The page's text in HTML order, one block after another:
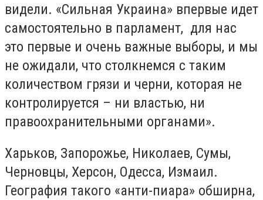
видели. «Сильная Украина» впервые идет
самостоятельно в парламент, для нас
это первые и очень важные выборы, и мы
не ожидали, что столкнемся с таким
количеством грязи и черни, которая не
контролируется – ни властью, ни
правоохранительными органами».
Харьков, Запорожье, Николаев, Сумы,
Черновцы, Херсон, Одесса, Измаил.
География такого «анти-пиара» обширна,